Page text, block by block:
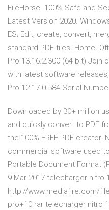
FileHorse. 100% Safe and
Latest Version 2020.
ES; Edit, create, convert,
standard PDF files. Home.
Pro 13.16.2.300 (64-bit) Join
with latest software
Pro 12.17.0.584 Serial
Downloaded by 30+ million
and quickly convert to PDF
the 100% FREE PDF
commercial software used
Portable Document Format
9 Mar 2017 telecharger nitro
http://www.mediafire.com/
pro+10.rar telecharger nitro